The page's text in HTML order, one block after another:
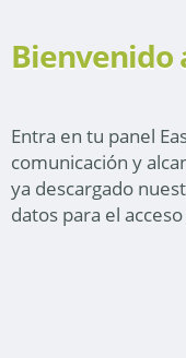
Bienvenido
Entra en tu panel
comunicación y
ya descargado
datos para el